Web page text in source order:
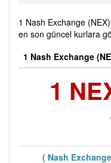
1 Nash Exchange
en son güncel kurlara
1 Nash Exchange
1
( Nash